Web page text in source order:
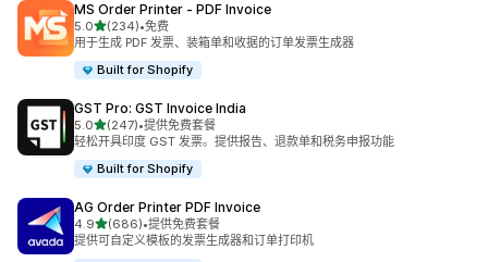
MS Order Printer ‑ PDF Invoice
5.0星（满分 5 星）
(234)
总共 234 条评论
•免费
用于生成 PDF 发票、装箱单和收据的订单发票生成器
Built for Shopify
GST Pro: GST Invoice India
5.0星（满分 5 星）
(247)
总共 247 条评论
•提供免费套餐
轻松开具印度 GST 发票。提供报告、退款单和税务申报功能
Built for Shopify
AG Order Printer PDF Invoice
4.9星（满分 5 星）
(686)
总共 686 条评论
•提供免费套餐
提供可自定义模板的发票生成器和订单打印机